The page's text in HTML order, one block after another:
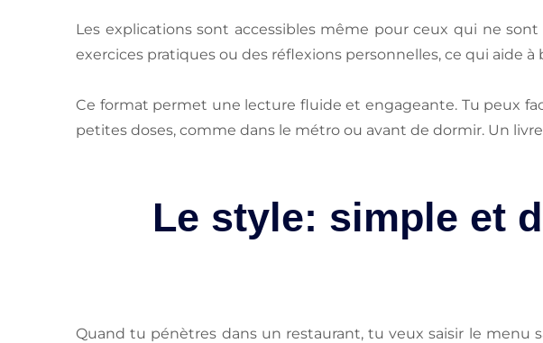
Les explications sont accessibles même pour ceux qui ne
exercices pratiques ou des réflexions personnelles, ce qui aide
Ce format permet une lecture fluide et engageante. Tu peux
petites doses, comme dans le métro ou avant de dormir. Un
Le style: simple et
Quand tu pénètres dans un restaurant, tu veux saisir le menu